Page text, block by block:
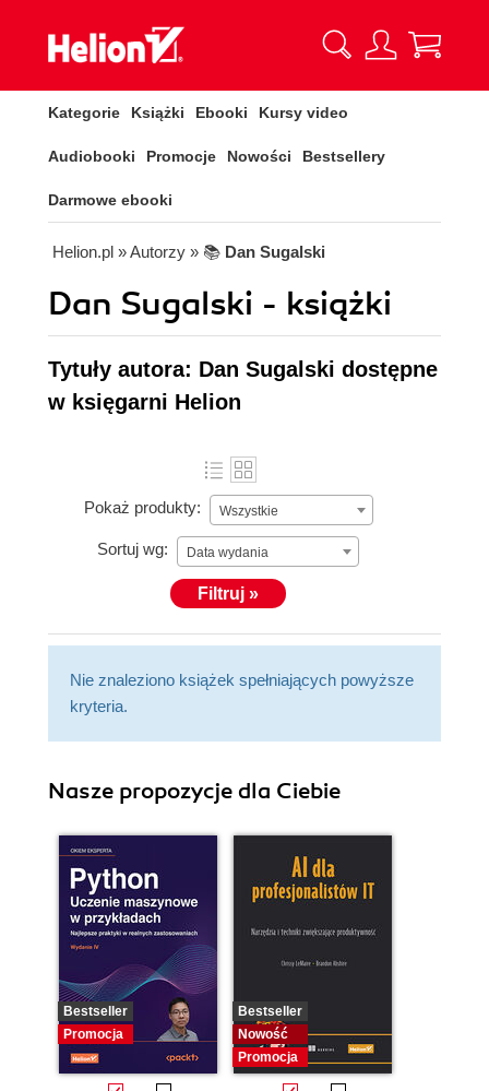
Kategorie Książki Ebooki Kursy video
Audiobooki Promocje Nowości Bestsellery
Darmowe ebooki
Helion.pl » Autorzy » 📚 Dan Sugalski
Dan Sugalski - książki
Tytuły autora: Dan Sugalski dostępne
w księgarni Helion
Pokaż produkty: Wszystkie
Sortuj wg: Data wydania
Filtruj »
Nie znaleziono książek spełniających powyższe
kryteria.
Nasze propozycje dla Ciebie
Bestseller
Promocja
Bestseller
Nowość
Promocja